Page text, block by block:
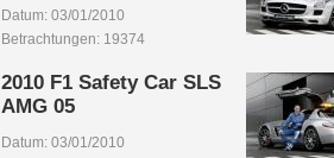
Datum: 03/01/2010
Betrachtungen: 19374
2010 F1 Safety Car SLS
AMG 05
Datum: 03/01/2010